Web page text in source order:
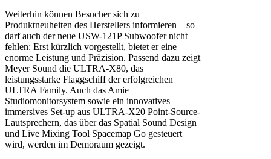
Weiterhin können Besucher sich zu
Produktneuheiten des Herstellers informieren – so
darf auch der neue USW-121P Subwoofer nicht
fehlen: Erst kürzlich vorgestellt, bietet er eine
enorme Leistung und Präzision. Passend dazu zeigt
Meyer Sound die ULTRA-X80, das
leistungsstarke Flaggschiff der erfolgreichen
ULTRA Family. Auch das Amie
Studiomonitorsystem sowie ein innovatives
immersives Set-up aus ULTRA-X20 Point-Source-
Lautsprechern, das über das Spatial Sound Design
und Live Mixing Tool Spacemap Go gesteuert
wird, werden im Demoraum gezeigt.